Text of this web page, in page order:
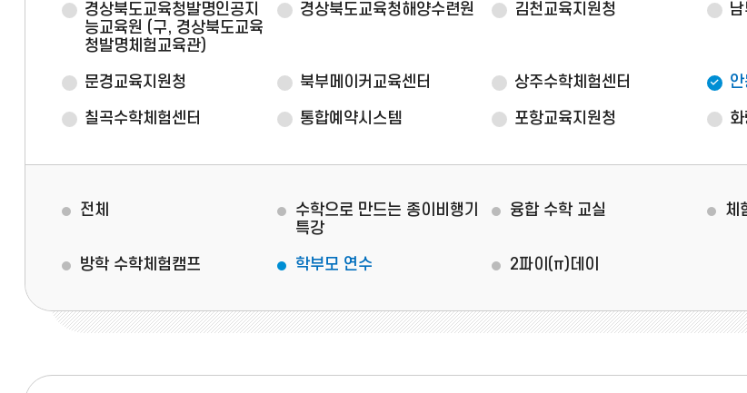
경상북도교육청발명인공지
능교육원 (구, 경상북도교육
청발명체험교육관)
경상북도교육청해양수련원 김천교육지원청
문경교육지원청 북부메이커교육센터 상주수학체험센터
칠곡수학체험센터 통합예약시스템 포항교육지원청
전체
수학으로 만드는 종이비행기
특강
융합 수학 교실 체
방학 수학체험캠프 학부모 연수 2파이(π)데이